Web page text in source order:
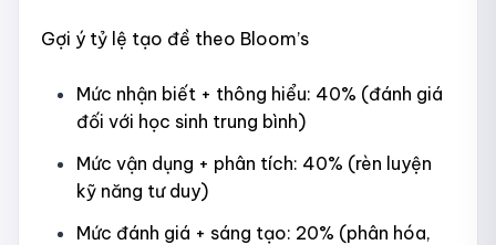
Gợi ý tỷ lệ tạo đề theo Bloom’s
Mức nhận biết + thông hiểu: 40% (đánh giá
đối với học sinh trung bình)
Mức vận dụng + phân tích: 40% (rèn luyện
kỹ năng tư duy)
Mức đánh giá + sáng tạo: 20% (phân hóa,